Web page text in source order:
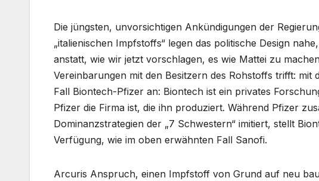
Die jüngsten, unvorsichtigen Ankündigungen der
„italienischen Impfstoffs“ legen das politische Design
anstatt, wie wir jetzt vorschlagen, es wie Mattei zu
Vereinbarungen mit den Besitzern des Rohstoffs trifft:
Fall Biontech-Pfizer an: Biontech ist ein privates
Pfizer die Firma ist, die ihn produziert. Während Pfizer
Dominanzstrategien der „7 Schwestern“ imitiert, stellt
Verfügung, wie im oben erwähnten Fall Sanofi.
Arcuris Anspruch, einen Impfstoff von Grund auf neu